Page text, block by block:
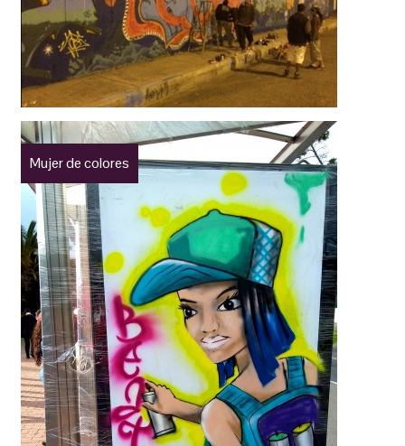
Mujer de colores